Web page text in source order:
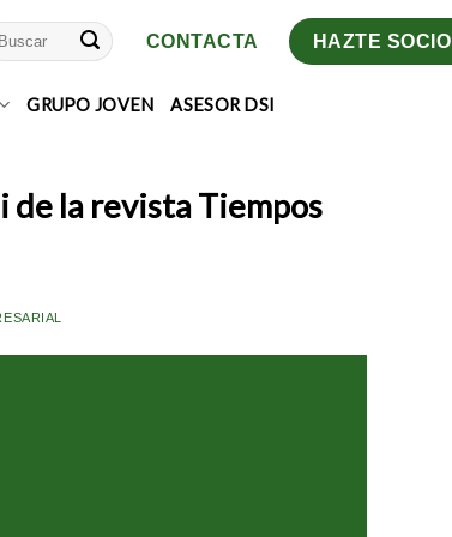
CONTACTA HAZTE SOCIO
GRUPO JOVEN ASESOR DSI
de la revista Tiempos